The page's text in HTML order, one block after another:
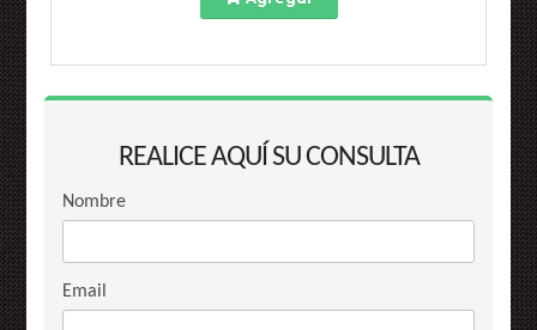
REALICE AQUÍ SU CONSULTA
Nombre
Email